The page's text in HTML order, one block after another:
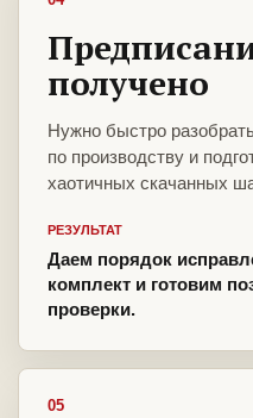
получено
Нужно быстро
по производству и
хаотичных скачанных
РЕЗУЛЬТАТ
Даем порядок
комплект и готовим
проверки.
05